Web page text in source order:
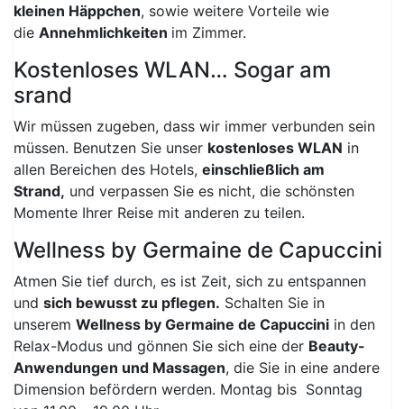
kleinen Häppchen, sowie weitere Vorteile wie
die Annehmlichkeiten im Zimmer.
Kostenloses WLAN… Sogar am
srand
Wir müssen zugeben, dass wir immer verbunden sein
müssen. Benutzen Sie unser kostenloses WLAN in
allen Bereichen des Hotels, einschließlich am
Strand, und verpassen Sie es nicht, die schönsten
Momente Ihrer Reise mit anderen zu teilen.
Wellness by Germaine de Capuccini
Atmen Sie tief durch, es ist Zeit, sich zu entspannen
und sich bewusst zu pflegen. Schalten Sie in
unserem Wellness by Germaine de Capuccini in den
Relax-Modus und gönnen Sie sich eine der Beauty-
Anwendungen und Massagen, die Sie in eine andere
Dimension befördern werden. Montag bis Sonntag